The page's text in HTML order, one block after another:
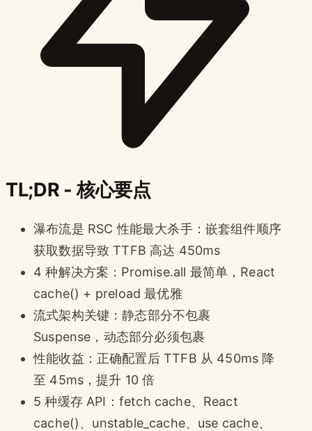
TL;DR - 核心要点
瀑布流是 RSC 性能最大杀手：嵌套组件顺序
获取数据导致 TTFB 高达 450ms
4 种解决方案：Promise.all 最简单，React
cache() + preload 最优雅
流式架构关键：静态部分不包裹
Suspense，动态部分必须包裹
性能收益：正确配置后 TTFB 从 450ms 降
至 45ms，提升 10 倍
5 种缓存 API：fetch cache、React
cache()、unstable_cache、use cache、